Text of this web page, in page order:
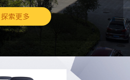
探索更多